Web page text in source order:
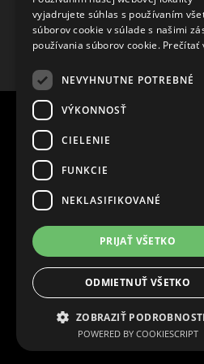
ZISTIŤ VIAC
© Copyright
vyjadrujete súhlas s používaním
súborov cookie v súlade s našimi
používania súborov cookie. Prečítať
NEVYHNUTNE POTREBNÉ
VÝKONNOSŤ
CIELENIE
FUNKCIE
NEKLASIFIKOVANÉ
PRIJAŤ VŠETKO
ODMIETNUŤ VŠETKO
ZOBRAZIŤ PODROBNOSTI
POWERED BY COOKIESCRIPT